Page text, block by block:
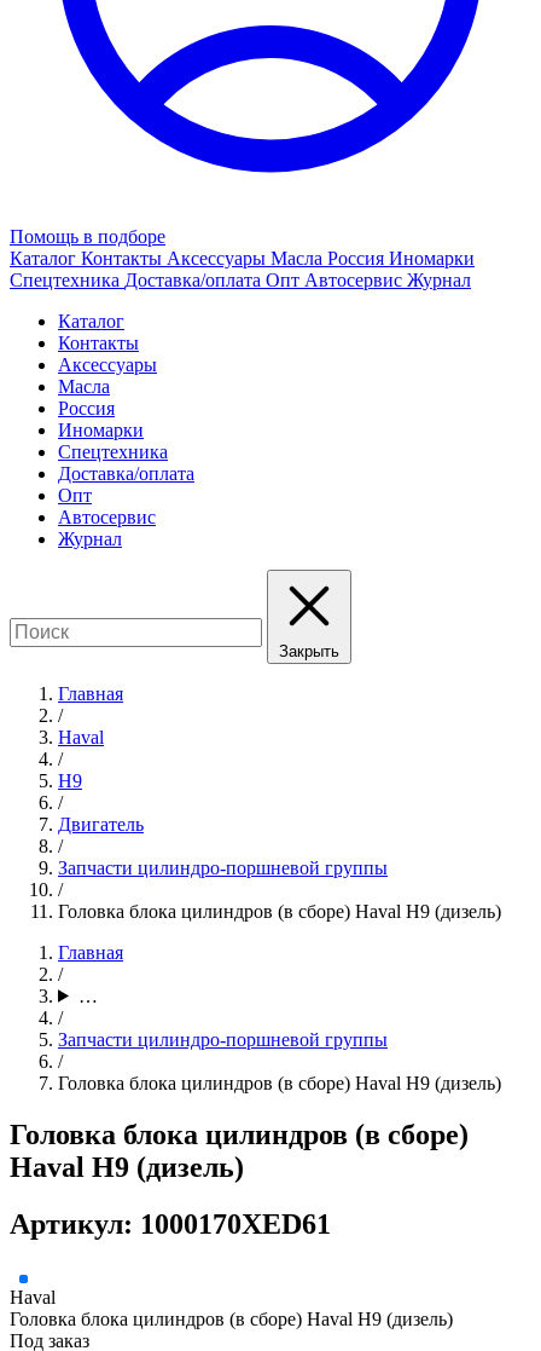
Помощь в подборе
Каталог Контакты Аксессуары Масла Россия Иномарки
Спецтехника Доставка/оплата Опт Автосервис Журнал
Каталог
Контакты
Аксессуары
Масла
Россия
Иномарки
Спецтехника
Доставка/оплата
Опт
Автосервис
Журнал
Закрыть
Главная
/
Haval
/
H9
/
Двигатель
/
Запчасти цилиндро-поршневой группы
/
Головка блока цилиндров (в сборе) Haval H9 (дизель)
Главная
/
…
/
Запчасти цилиндро-поршневой группы
/
Головка блока цилиндров (в сборе) Haval H9 (дизель)
Головка блока цилиндров (в сборе)
Haval H9 (дизель)
Артикул: 1000170XED61
Haval
Головка блока цилиндров (в сборе) Haval H9 (дизель)
Под заказ